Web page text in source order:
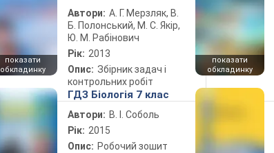
показати
обкладинку
Автори: А. Г. Мерзляк, В.
Б. Полонський, М. С. Якір,
Ю. М. Рабінович
Рік: 2013
Опис: Збірник задач і
контрольних робіт
показати
обкладинку
ГДЗ Біологія 7 клас
Автори: В. І. Соболь
Рік: 2015
Опис: Робочий зошит